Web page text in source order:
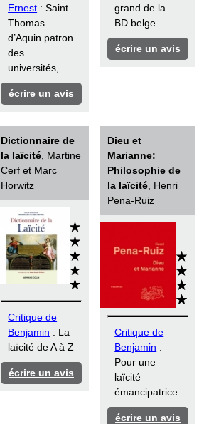
Ernest : Saint
Thomas
d’Aquin patron
des
universités, ...
écrire un avis
grand de la
BD belge
écrire un avis
Dictionnaire de
la laïcité , Martine
Cerf et Marc
Horwitz
Critique de
Benjamin : La
laïcité de A à Z
écrire un avis
Dieu et
Marianne:
Philosophie de
la laïcité , Henri
Pena-Ruiz
Critique de
Benjamin :
Pour une
laïcité
émancipatrice
écrire un avis